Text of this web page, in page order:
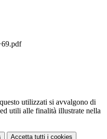
utilizzati si avvalgono di
utili alle finalità illustrate nella
Accetta tutti i cookies